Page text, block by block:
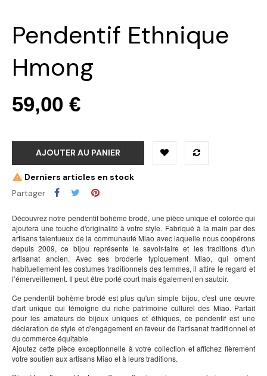
Pendentif Ethnique
Hmong
59,00 €
AJOUTER AU PANIER
Derniers articles en stock
Partager
Découvrez notre pendentif bohème brodé, une pièce unique et colorée qui
ajoutera une touche d'originalité à votre style. Fabriqué à la main par des
artisans talentueux de la communauté Miao avec laquelle nous coopérons
depuis 2009, ce bijou représente le savoir-faire et les traditions d'un
artisanat ancien. Avec ses broderie typiquement Miao, qui ornent
habituellement les costumes traditionnels des femmes, il attire le regard et
l’émerveillement. Il peut être porté court mais également en sautoir.
Ce pendentif bohème brodé est plus qu'un simple bijou, c'est une œuvre
d'art unique qui témoigne du riche patrimoine culturel des Miao. Parfait
pour les amateurs de bijoux uniques et éthiques, ce pendentif est une
déclaration de style et d'engagement en faveur de l'artisanat traditionnel et
du commerce équitable.
Ajoutez cette pièce exceptionnelle à votre collection et affichez fièrement
votre soutien aux artisans Miao et à leurs traditions.